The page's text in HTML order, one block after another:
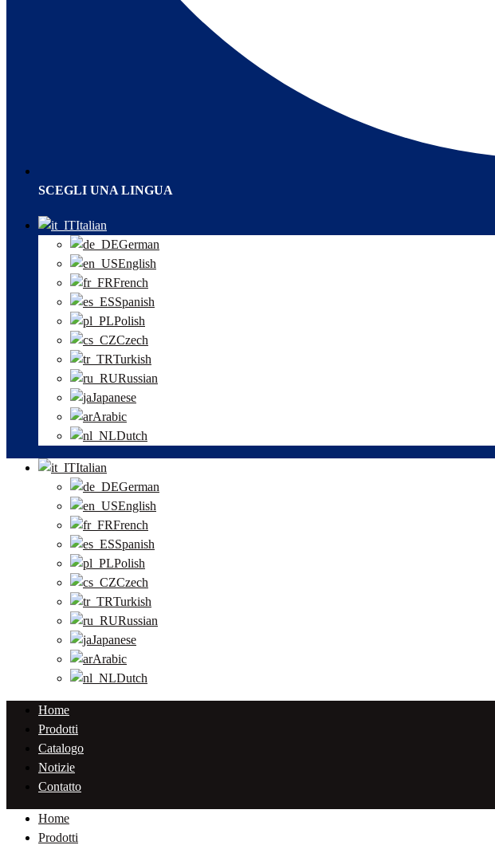
SCEGLI UNA LINGUA
Italian
German
English
French
Spanish
Polish
Czech
Turkish
Russian
Japanese
Arabic
Dutch
Italian
German
English
French
Spanish
Polish
Czech
Turkish
Russian
Japanese
Arabic
Dutch
Home
Prodotti
Catalogo
Notizie
Contatto
Home
Prodotti